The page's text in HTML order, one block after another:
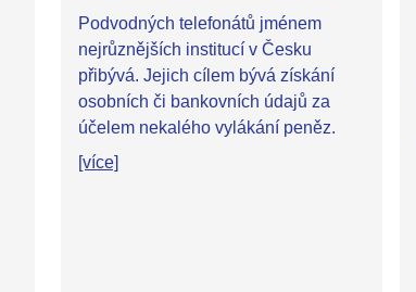
Podvodných telefonátů jménem
nejrůznějších institucí v Česku
přibývá. Jejich cílem bývá získání
osobních či bankovních údajů za
účelem nekalého vylákání peněz.
[více]